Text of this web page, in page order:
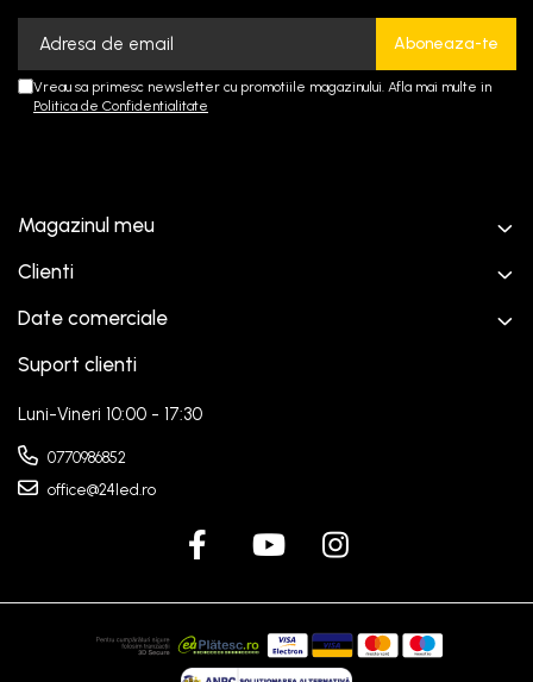
Vreau sa primesc newsletter cu promotiile magazinului. Afla mai multe in
Politica de Confidentialitate
Magazinul meu
Clienti
Date comerciale
Suport clienti
Luni-Vineri 10:00 - 17:30
0770986852
office@24led.ro